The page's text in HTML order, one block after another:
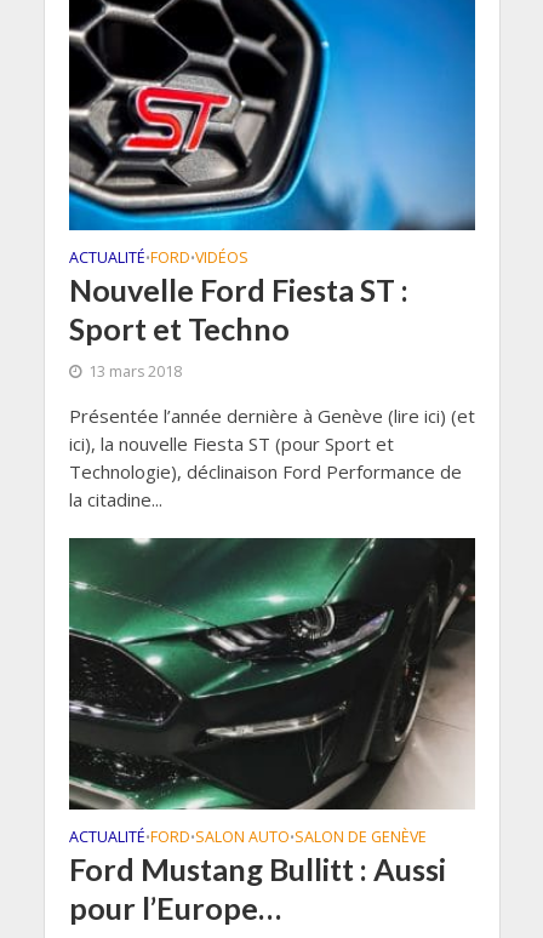
ACTUALITÉ•FORD•VIDÉOS
Nouvelle Ford Fiesta ST :
Sport et Techno
13 mars 2018
Présentée l’année dernière à Genève (lire ici) (et
ici), la nouvelle Fiesta ST (pour Sport et
Technologie), déclinaison Ford Performance de
la citadine...
ACTUALITÉ•FORD•SALON AUTO•SALON DE GENÈVE
Ford Mustang Bullitt : Aussi
pour l’Europe…